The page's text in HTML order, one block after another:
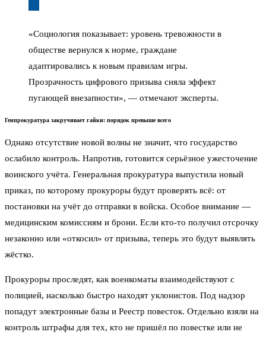
«Социология показывает: уровень тревожности в
обществе вернулся к норме, граждане
адаптировались к новым правилам игры.
Прозрачность цифрового призыва сняла эффект
пугающей внезапности», — отмечают эксперты.
Генпрокуратура закручивает гайки: порядок превыше всего
Однако отсутствие новой волны не значит, что государство
ослабило контроль. Напротив, готовится серьёзное ужесточение
воинского учёта. Генеральная прокуратура выпустила новый
приказ, по которому прокуроры будут проверять всё: от
постановки на учёт до отправки в войска. Особое внимание —
медицинским комиссиям и брони. Если кто-то получил отсрочку
незаконно или «откосил» от призыва, теперь это будут выявлять
жёстко.
Прокуроры проследят, как военкоматы взаимодействуют с
полицией, насколько быстро находят уклонистов. Под надзор
попадут электронные базы и Реестр повесток. Отдельно взяли на
контроль штрафы для тех, кто не пришёл по повестке или не